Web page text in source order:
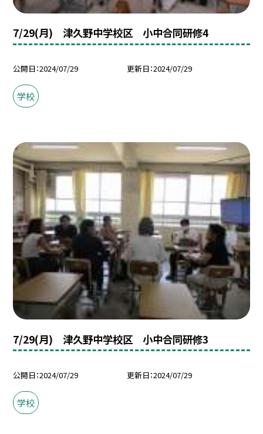
7/29(月) 津久野中学校区 小中合同研修4
公開日 2024/07/29 更新日 2024/07/29
学校
7/29(月) 津久野中学校区 小中合同研修3
公開日 2024/07/29 更新日 2024/07/29
学校